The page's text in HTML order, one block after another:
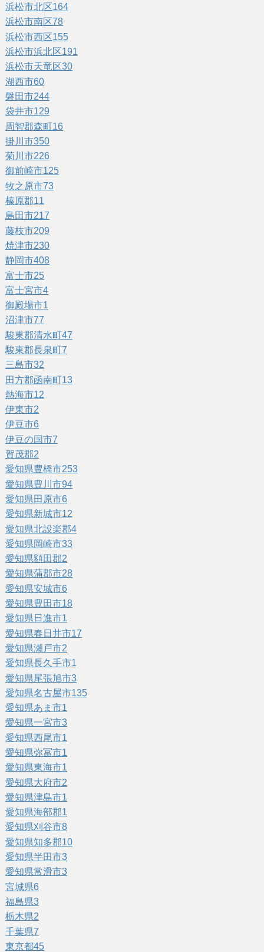
浜松市北区164
浜松市南区78
浜松市西区155
浜松市浜北区191
浜松市天竜区30
湖西市60
磐田市244
袋井市129
周智郡森町16
掛川市350
菊川市226
御前崎市125
牧之原市73
榛原郡11
島田市217
藤枝市209
焼津市230
静岡市408
富士市25
富士宮市4
御殿場市1
沼津市77
駿東郡清水町47
駿東郡長泉町7
三島市32
田方郡函南町13
熱海市12
伊東市2
伊豆市6
伊豆の国市7
賀茂郡2
愛知県豊橋市253
愛知県豊川市94
愛知県田原市6
愛知県新城市12
愛知県北設楽郡4
愛知県岡崎市33
愛知県額田郡2
愛知県蒲郡市28
愛知県安城市6
愛知県豊田市18
愛知県日進市1
愛知県春日井市17
愛知県瀬戸市2
愛知県長久手市1
愛知県尾張旭市3
愛知県名古屋市135
愛知県あま市1
愛知県一宮市3
愛知県西尾市1
愛知県弥冨市1
愛知県東海市1
愛知県大府市2
愛知県津島市1
愛知県海部郡1
愛知県刈谷市8
愛知県知多郡10
愛知県半田市3
愛知県常滑市3
宮城県6
福島県3
栃木県2
千葉県7
東京都45